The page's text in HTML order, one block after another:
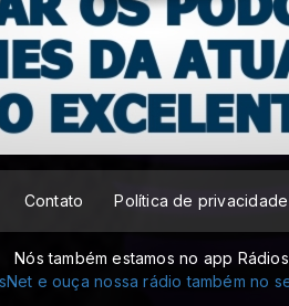
Contato Política de privacidade
Nós também estamos no app Rádios